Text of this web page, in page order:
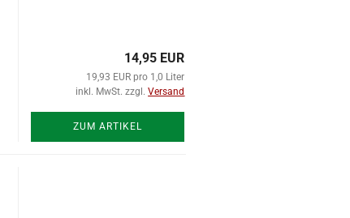
14,95 EUR
19,93 EUR pro 1,0 Liter
inkl. MwSt. zzgl.Versand
ZUM ARTIKEL